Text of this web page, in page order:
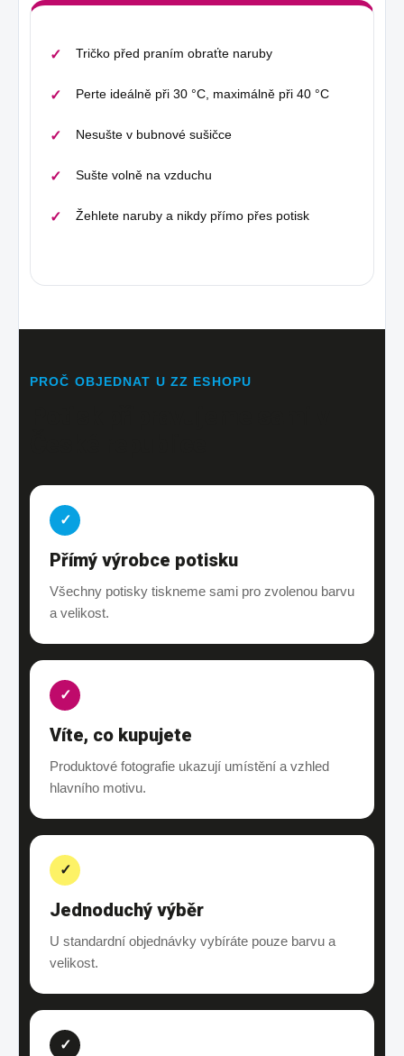
Tričko před praním obraťte naruby
Perte ideálně při 30 °C, maximálně při 40 °C
Nesušte v bubnové sušičce
Sušte volně na vzduchu
Žehlete naruby a nikdy přímo přes potisk
PROČ OBJEDNAT U ZZ ESHOPU
✓
Přímý výrobce potisku
Všechny potisky tiskneme sami pro zvolenou barvu
a velikost.
✓
Víte, co kupujete
Produktové fotografie ukazují umístění a vzhled
hlavního motivu.
✓
Jednoduchý výběr
U standardní objednávky vybíráte pouze barvu a
velikost.
✓